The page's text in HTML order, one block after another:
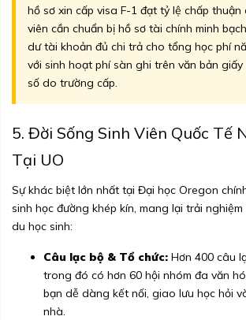
hồ sơ xin cấp visa F-1 đạt tỷ lệ chấp thuận
viên cần chuẩn bị hồ sơ tài chính minh
dư tài khoản đủ chi trả cho tổng học phí
với sinh hoạt phí sàn ghi trên văn bản
số do trường cấp.
5. Đời Sống Sinh Viên Quốc Tế
Tại UO
Sự khác biệt lớn nhất tại Đại học Oregon
sinh học đường khép kín, mang lại trải
du học sinh:
Câu lạc bộ & Tổ chức: Hơn 400 câu
trong đó có hơn 60 hội nhóm đa văn
bạn dễ dàng kết nối, giao lưu học hỏi
nhà.